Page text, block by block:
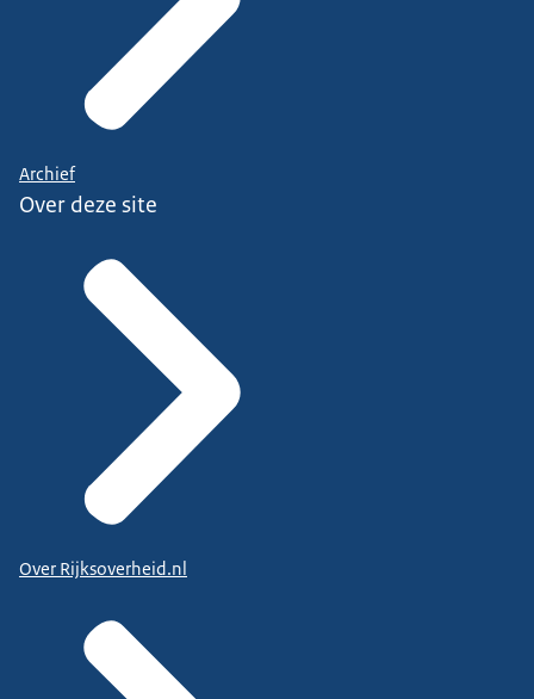
Archief
Over deze site
Over Rijksoverheid.nl